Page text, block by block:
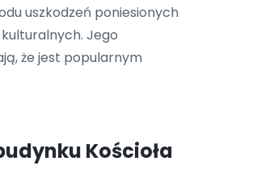
uszkodzeń poniesionych
Jego
że jest popularnym
Kościoła